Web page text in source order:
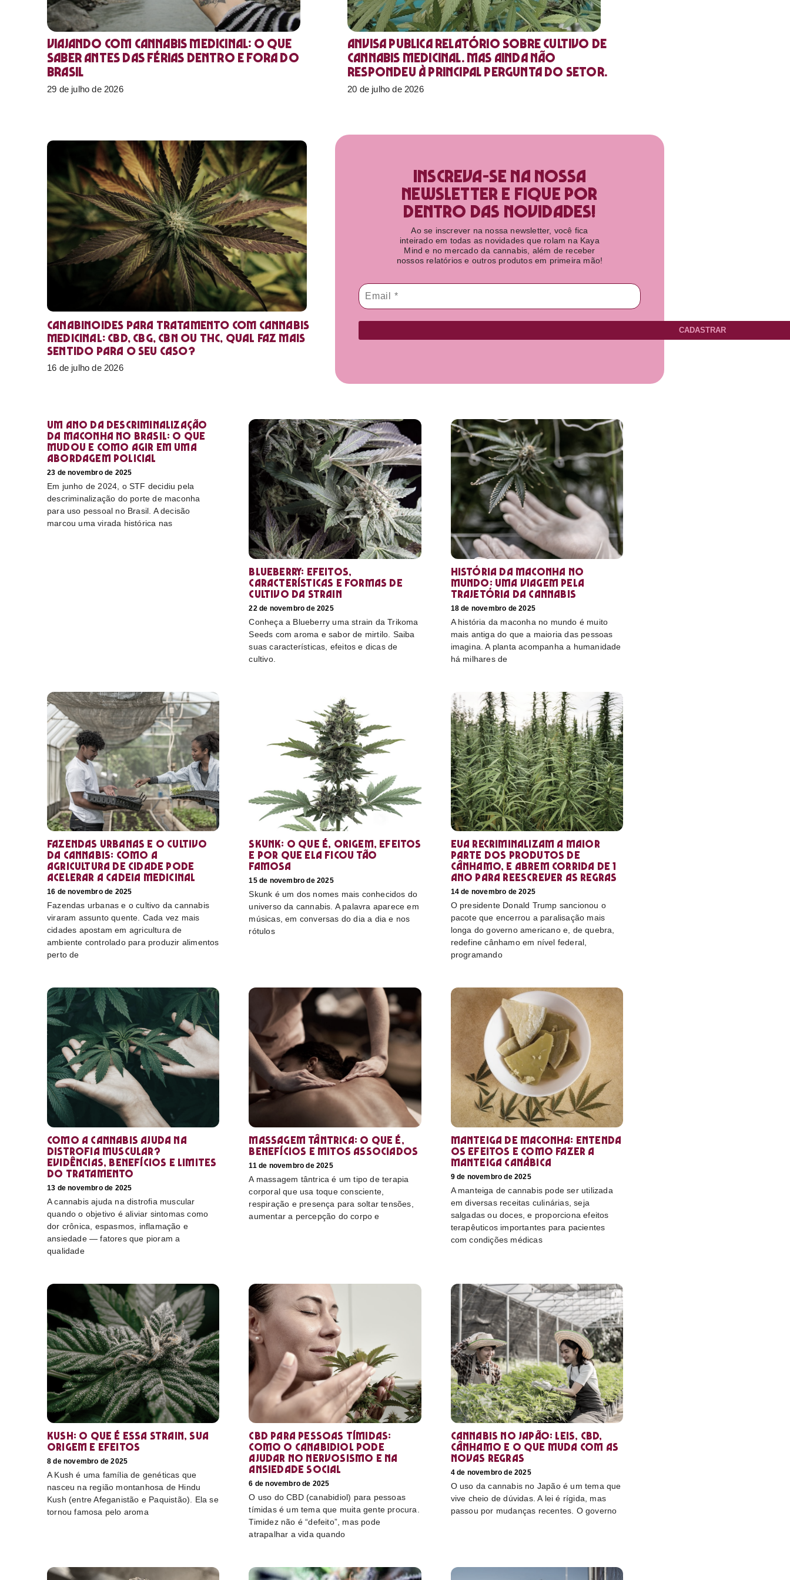
Viajando com cannabis medicinal: o que
saber antes das férias dentro e fora do
Brasil
29 de julho de 2026
Anvisa publica relatório sobre cultivo de
Cannabis medicinal. Mas ainda não
respondeu à principal pergunta do setor.
20 de julho de 2026
Canabinoides para tratamento com cannabis
medicinal: CBD, CBG, CBN ou THC, qual faz mais
sentido para o seu caso?
16 de julho de 2026
Inscreva-se na nossa
newsletter e fique por
dentro das novidades!​
Ao se inscrever na nossa newsletter, você fica
inteirado em todas as novidades que rolam na Kaya
Mind e no mercado da cannabis, além de receber
nossos relatórios e outros produtos em primeira mão!
CADASTRAR
Um ano da descriminalização
da maconha no Brasil: o que
mudou e como agir em uma
abordagem policial
23 de novembro de 2025
Em junho de 2024, o STF decidiu pela
descriminalização do porte de maconha
para uso pessoal no Brasil. A decisão
marcou uma virada histórica nas
Blueberry: efeitos,
características e formas de
cultivo da strain
22 de novembro de 2025
Conheça a Blueberry uma strain da Trikoma
Seeds com aroma e sabor de mirtilo. Saiba
suas características, efeitos e dicas de
cultivo.
História da maconha no
mundo: uma viagem pela
trajetória da cannabis
18 de novembro de 2025
A história da maconha no mundo é muito
mais antiga do que a maioria das pessoas
imagina. A planta acompanha a humanidade
há milhares de
Fazendas urbanas e o cultivo
da cannabis: como a
agricultura de cidade pode
acelerar a cadeia medicinal
16 de novembro de 2025
Fazendas urbanas e o cultivo da cannabis
viraram assunto quente. Cada vez mais
cidades apostam em agricultura de
ambiente controlado para produzir alimentos
perto de
Skunk: o que é, origem, efeitos
e por que ela ficou tão
famosa
15 de novembro de 2025
Skunk é um dos nomes mais conhecidos do
universo da cannabis. A palavra aparece em
músicas, em conversas do dia a dia e nos
rótulos
EUA recriminalizam a maior
parte dos produtos de
cânhamo, e abrem corrida de 1
ano para reescrever as regras
14 de novembro de 2025
O presidente Donald Trump sancionou o
pacote que encerrou a paralisação mais
longa do governo americano e, de quebra,
redefine cânhamo em nível federal,
programando
Como a cannabis ajuda na
distrofia muscular?
Evidências, benefícios e limites
do tratamento
13 de novembro de 2025
A cannabis ajuda na distrofia muscular
quando o objetivo é aliviar sintomas como
dor crônica, espasmos, inflamação e
ansiedade — fatores que pioram a
qualidade
Massagem tântrica: o que é,
benefícios e mitos associados
11 de novembro de 2025
A massagem tântrica é um tipo de terapia
corporal que usa toque consciente,
respiração e presença para soltar tensões,
aumentar a percepção do corpo e
Manteiga de maconha: entenda
os efeitos e como fazer a
manteiga canábica
9 de novembro de 2025
A manteiga de cannabis pode ser utilizada
em diversas receitas culinárias, seja
salgadas ou doces, e proporciona efeitos
terapêuticos importantes para pacientes
com condições médicas
Kush: o que é essa strain, sua
origem e efeitos
8 de novembro de 2025
A Kush é uma família de genéticas que
nasceu na região montanhosa de Hindu
Kush (entre Afeganistão e Paquistão). Ela se
tornou famosa pelo aroma
CBD para pessoas tímidas:
como o canabidiol pode
ajudar no nervosismo e na
ansiedade social
6 de novembro de 2025
O uso do CBD (canabidiol) para pessoas
tímidas é um tema que muita gente procura.
Timidez não é “defeito”, mas pode
atrapalhar a vida quando
Cannabis no Japão: leis, CBD,
cânhamo e o que muda com as
novas regras
4 de novembro de 2025
O uso da cannabis no Japão é um tema que
vive cheio de dúvidas. A lei é rígida, mas
passou por mudanças recentes. O governo